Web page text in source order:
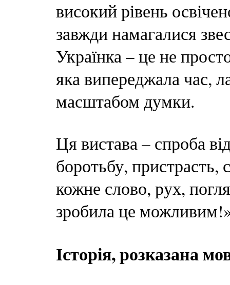
високий рівень
завжди намагалися
Українка – це не
яка випереджала час,
масштабом думки.
Ця вистава – спроба
боротьбу, пристрасть,
кожне слово, рух,
зробила це
Історія, розказана